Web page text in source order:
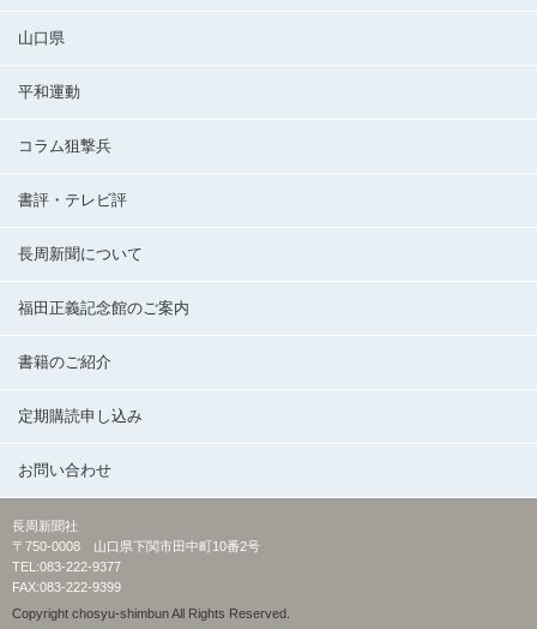
山口県
平和運動
コラム狙撃兵
書評・テレビ評
長周新聞について
福田正義記念館のご案内
書籍のご紹介
定期購読申し込み
お問い合わせ
長周新聞社
〒750-0008 山口県下関市田中町10番2号
TEL:083-222-9377
FAX:083-222-9399
Copyright chosyu-shimbun All Rights Reserved.